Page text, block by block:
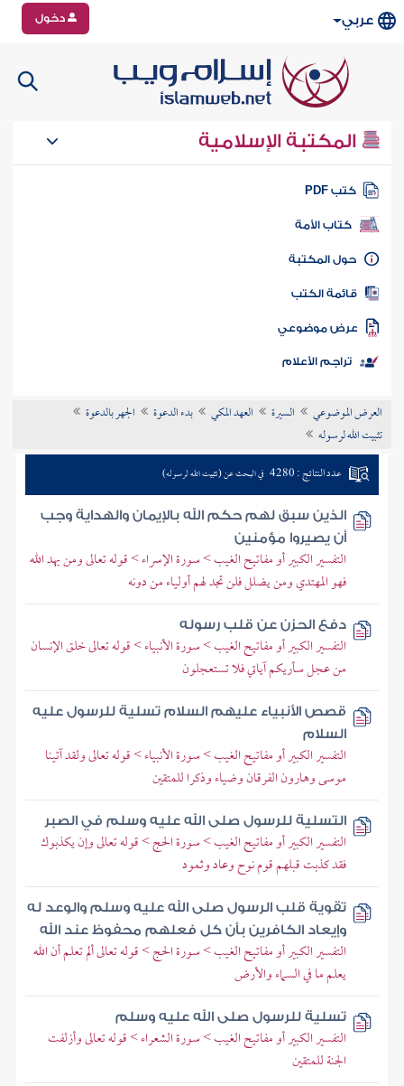
عربي دخول
المكتبة الإسلامية
كتب PDF
كتاب الأمة
المكتبة
الكتب
موضوعي
تراجم الأعلام
العرض الموضوعي السيرة العهد المكي بدء الدعوة
الجهر بالدعوة
تثبيت الله لرسوله
عدد النتائج : 4280 في البحث عن (تثبيت الله لرسوله)
الذين سبق لهم حكم الله بالإيمان والهداية وجب
أن يصيروا مؤمنين
التفسير الكبير أو مفاتيح الغيب > سورة الإسراء > قوله تعالى ومن يهد الله
فهو المهتدي ومن يضلل فلن تجد لهم أولياء من دونه
دفع الحزن عن قلب رسوله
التفسير الكبير أو مفاتيح الغيب > سورة الأنبياء > قوله تعالى خلق الإنسان
من عجل سأريكم آياتي فلا تستعجلون
قصص الأنبياء عليهم السلام تسلية للرسول عليه
السلام
التفسير الكبير أو مفاتيح الغيب > سورة الأنبياء > قوله تعالى ولقد آتينا
موسى وهارون الفرقان وضياء وذكرا للمتقين
التسلية للرسول صلى الله عليه وسلم في الصبر
التفسير الكبير أو مفاتيح الغيب > سورة الحج > قوله تعالى وإن يكذبوك
فقد كذبت قبلهم قوم نوح وعاد وثمود
تقوية قلب الرسول صلى الله عليه وسلم والوعد له
وإيعاد الكافرين بأن كل فعلهم محفوظ عند الله
التفسير الكبير أو مفاتيح الغيب > سورة الحج > قوله تعالى ألم تعلم أن الله
يعلم ما في السماء والأرض
تسلية للرسول صلى الله عليه وسلم
التفسير الكبير أو مفاتيح الغيب > سورة الشعراء > قوله تعالى وأزلفت
الجنة للمتقين